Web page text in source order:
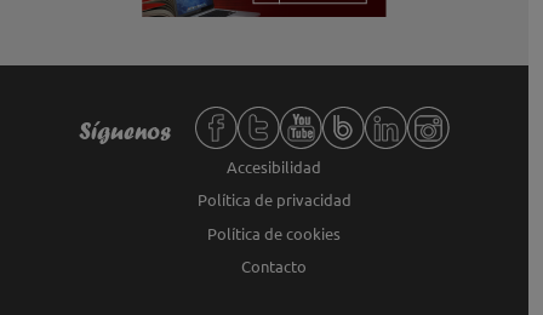
Redes sociales de Fundación ONCE,
Síguenos
Accesibilidad
Política de privacidad
Política de cookies
Contacto